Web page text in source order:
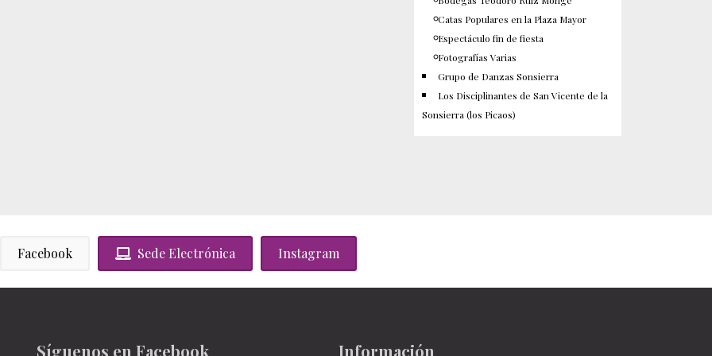
Catas Populares en la Plaza Mayor
Espectáculo fin de fiesta
Fotografías Varias
Grupo de Danzas Sonsierra
Los Disciplinantes de San Vicente de la
Sonsierra (los Picaos)
Facebook Sede Electrónica Instagram
Síguenos en Facebook Información